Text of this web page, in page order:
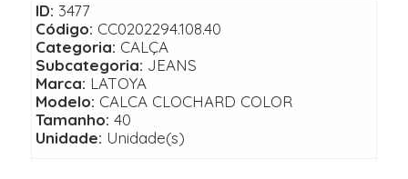
ID: 3477
Código: CC0202294.108.40
Categoria: CALÇA
Subcategoria: JEANS
Marca: LATOYA
Modelo: CALCA CLOCHARD COLOR
Tamanho: 40
Unidade: Unidade(s)